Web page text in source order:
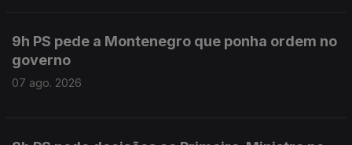
9h PS pede a Montenegro que ponha ordem no
governo
07 ago. 2026